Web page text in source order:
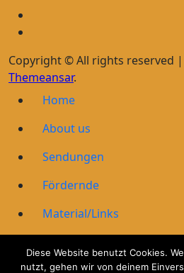
Copyright © All rights reserved |
Themeansar.
Home
About us
Sendungen
Fördernde
Material/Links
Diese Website benutzt Cookies.
nutzt, gehen wir von deinem